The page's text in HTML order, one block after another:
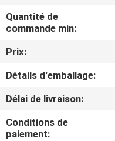
VISITE
D'USINE
CONTRÔLE
DE
QUALITÉ
Quantité de
commande min:
Prix:
Détails d'emballage:
Délai de livraison:
Conditions de
paiement: